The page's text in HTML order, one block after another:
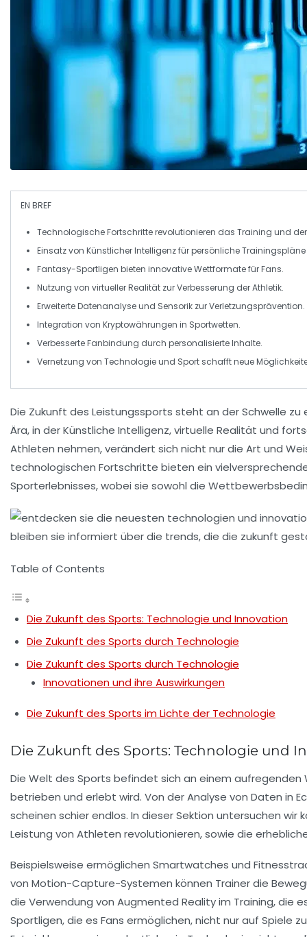
EN BREF
Technologische Fortschritterevolutionieren das Training und
Einsatz von Künstlicher Intelligenzfür persönlicheTrainingspläne
Fantasy-Sportligen bieten innovative Wettformate für Fans.
Nutzung von virtueller Realität zur Verbesserung der Athletik.
ErweiterteDatenanalyseund Sensorik zur Verletzungsprävention.
Integration von Kryptowährungen in Sportwetten.
VerbesserteFanbindung durch personalisierte Inhalte.
Vernetzung von Technologieund Sport schafft neue
Die Zukunft des Leistungssports steht an der Schwelle
Ära, in derKünstliche Intelligenz,virtuelle Realität und
Athleten nehmen, verändert sich nicht nur die Art und
technologischen Fortschritte bieten ein
Sporterlebnisses, wobei sie sowohl die
Table of Contents
Die Zukunft des Sports: Technologie und Innovation
Die Zukunft des Sports durch Technologie
Die Zukunft des Sports durch Technologie
Innovationen und ihre Auswirkungen
Die Zukunft des Sports im Lichte der Technologie
Die Zukunft des Sports: Technologie und
Die Welt des Sports befindet sich an einem aufregenden
betrieben und erlebt wird. Von der Analyse von Daten in
scheinen schier endlos. In dieser Sektion untersuchen
Leistung von Athleten revolutionieren, sowie die
Beispielsweise ermöglichen Smartwatches und
von Motion-Capture-Systemen können Trainer die
die Verwendung von Augmented Realityim Training, die
Sportligen, die es Fans ermöglichen, nicht nur auf Spiele